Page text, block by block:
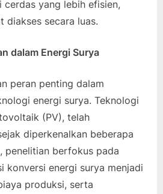
cerdas yang lebih efisien,
diakses secara luas.
dalam Energi Surya
peran penting dalam
energi surya. Teknologi
(PV), telah
diperkenalkan beberapa
penelitian berfokus pada
konversi energi surya menjadi
produksi, serta